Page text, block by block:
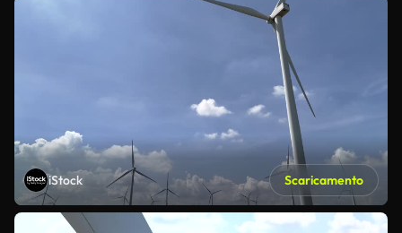
iStock Scaricamento